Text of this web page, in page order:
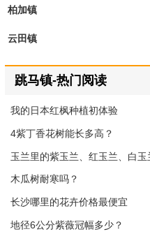
柏加镇
云田镇
跳马镇-热门阅读
我的日本红枫种植初体验
4紫丁香花树能长多高？
玉兰里的紫玉兰、红玉兰、白
木瓜树耐寒吗？
长沙哪里的花卉价格最便宜
地径6公分紫薇冠幅多少？